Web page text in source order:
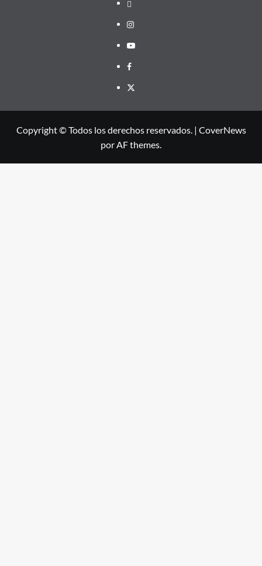
Instagram
Youtube
Facebook
X
Copyright © Todos los derechos reservados. | CoverNews
por AF themes.